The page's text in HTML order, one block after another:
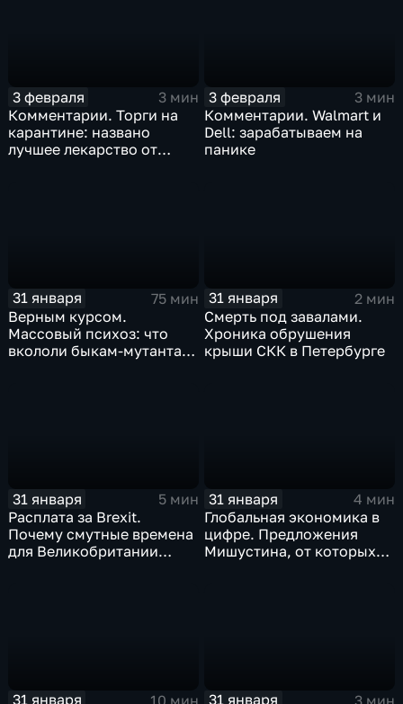
3 февраля
3 мин
Комментарии. Торги на
карантине: названо
лучшее лекарство от
3 февраля
3 мин
Комментарии. Walmart и
Dell: зарабатываем на
панике
31 января
75 мин
Верным курсом.
Массовый психоз: что
вкололи быкам-мутантам,
31 января
2 мин
Смерть под завалами.
Хроника обрушения
крыши СКК в Петербурге
31 января
5 мин
Расплата за Brexit.
Почему смутные времена
для Великобритании
31 января
4 мин
Глобальная экономика в
цифре. Предложения
Мишустина, от которых
31 января
10 мин
31 января
3 мин